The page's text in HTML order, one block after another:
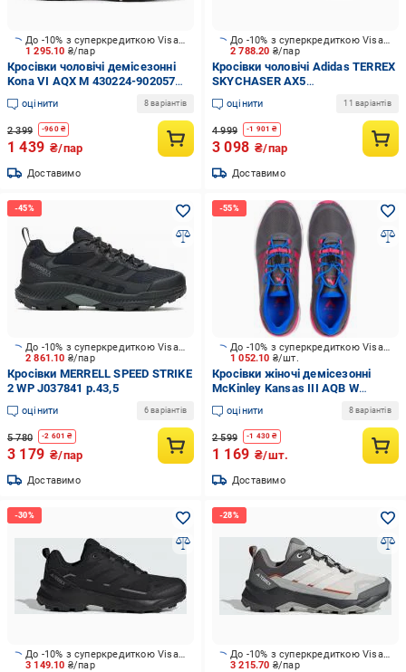
1 295.10 ₴/пар
До -10% з суперкредиткою Visa Вигода
Кросівки чоловічі демісезонні
Kona VI AQX M 430224-902057
р.46 чорні із бежевим
оцінити 8 варіантів
2 399 -960₴
1 439 ₴/пар
Доставимо
2 788.20 ₴/пар
До -10% з суперкредиткою Visa Вигода
Кросівки чоловічі Adidas TERREX
SKYCHASER AX5
WONALU/CARBON/GREFOU
JR3975 р.42 2/3 бежеві
оцінити 11 варіантів
4 999 -1 901 ₴
3 098 ₴/пар
Доставимо
2 861.10 ₴/пар
До -10% з суперкредиткою Visa Вигода
Кросівки MERRELL SPEED STRIKE
2 WP J037841 р.43,5
оцінити 6 варіантів
5 780 -2 601 ₴
3 179 ₴/пар
Доставимо
1 052.10 ₴/шт.
До -10% з суперкредиткою Visa Вигода
Кросівки жіночі демісезонні
McKinley Kansas III AQB W
424350-907046 р.38 сірі
оцінити 8 варіантів
2 599 -1 430 ₴
1 169 ₴/шт.
Доставимо
3 149.10 ₴/пар
До -10% з суперкредиткою Visa Вигода
3 215.70 ₴/пар
До -10% з суперкредиткою Visa Вигода